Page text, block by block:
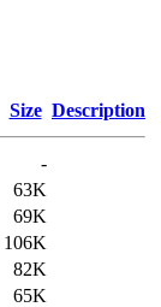
Size Description
-
63K
69K
106K
82K
65K